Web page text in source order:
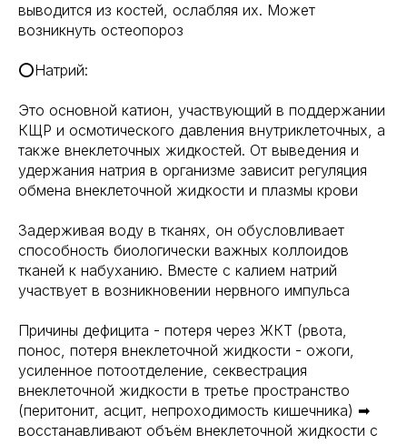
выводится из костей, ослабляя их. Может
возникнуть остеопороз
⭕Натрий:
Это основной катион, участвующий в поддержании
КЩР и осмотического давления внутриклеточных, а
также внеклеточных жидкостей. От выведения и
удержания натрия в организме зависит регуляция
обмена внеклеточной жидкости и плазмы крови
Задерживая воду в тканях, он обусловливает
способность биологически важных коллоидов
тканей к набуханию. Вместе с калием натрий
участвует в возникновении нервного импульса
Причины дефицита - потеря через ЖКТ (рвота,
понос, потеря внеклеточной жидкости - ожоги,
усиленное потоотделение, секвестрация
внеклеточной жидкости в третье пространство
(перитонит, асцит, непроходимость кишечника) ➡
восстанавливают объём внеклеточной жидкости с